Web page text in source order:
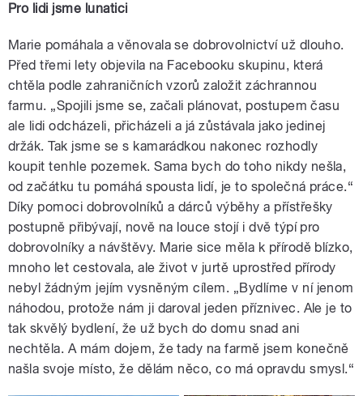
Pro lidi jsme lunatici
Marie pomáhala a věnovala se dobrovolnictví už dlouho.
Před třemi lety objevila na Facebooku skupinu, která
chtěla podle zahraničních vzorů založit záchrannou
farmu. „Spojili jsme se, začali plánovat, postupem času
ale lidi odcházeli, přicházeli a já zůstávala jako jedinej
držák. Tak jsme se s kamarádkou nakonec rozhodly
koupit tenhle pozemek. Sama bych do toho nikdy nešla,
od začátku tu pomáhá spousta lidí, je to společná práce.“
Díky pomoci dobrovolníků a dárců výběhy a přístřešky
postupně přibývají, nově na louce stojí i dvě týpí pro
dobrovolníky a návštěvy. Marie sice měla k přírodě blízko,
mnoho let cestovala, ale život v jurtě uprostřed přírody
nebyl žádným jejím vysněným cílem. „Bydlíme v ní jenom
náhodou, protože nám ji daroval jeden příznivec. Ale je to
tak skvělý bydlení, že už bych do domu snad ani
nechtěla. A mám dojem, že tady na farmě jsem konečně
našla svoje místo, že dělám něco, co má opravdu smysl.“